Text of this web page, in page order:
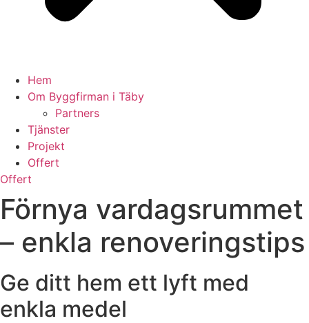
Hem
Om Byggfirman i Täby
Partners
Tjänster
Projekt
Offert
Offert
Förnya vardagsrummet
– enkla renoveringstips
Ge ditt hem ett lyft med
enkla medel